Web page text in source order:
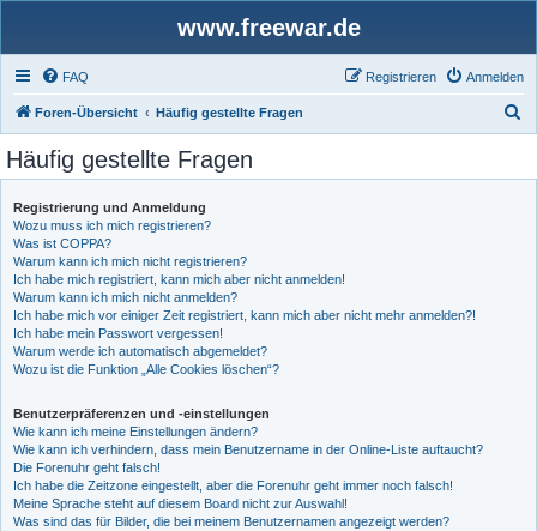
www.freewar.de
FAQ Anmelden
Registrieren
Foren-Übersicht Häufig gestellte Fragen
Häufig gestellte Fragen
Registrierung und Anmeldung
Wozu muss ich mich registrieren?
Was ist COPPA?
Warum kann ich mich nicht registrieren?
Ich habe mich registriert, kann mich aber nicht anmelden!
Warum kann ich mich nicht anmelden?
Ich habe mich vor einiger Zeit registriert, kann mich aber nicht mehr anmelden?!
Ich habe mein Passwort vergessen!
Warum werde ich automatisch abgemeldet?
Wozu ist die Funktion „Alle Cookies löschen“?
Benutzerpräferenzen und -einstellungen
Wie kann ich meine Einstellungen ändern?
Wie kann ich verhindern, dass mein Benutzername in der Online-Liste auftaucht?
Die Forenuhr geht falsch!
Ich habe die Zeitzone eingestellt, aber die Forenuhr geht immer noch falsch!
Meine Sprache steht auf diesem Board nicht zur Auswahl!
Was sind das für Bilder, die bei meinem Benutzernamen angezeigt werden?